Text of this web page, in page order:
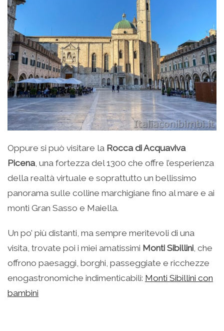
Oppure si può visitare la Rocca di Acquaviva
Picena, una fortezza del 1300 che offre l’esperienza
della realtà virtuale e soprattutto un bellissimo
panorama sulle colline marchigiane fino al mare e ai
monti Gran Sasso e Maiella.
Un po’ più distanti, ma sempre meritevoli di una
visita, trovate poi i miei amatissimi Monti Sibillini , che
offrono paesaggi, borghi, passeggiate e ricchezze
enogastronomiche indimenticabili: Monti Sibillini con
bambini